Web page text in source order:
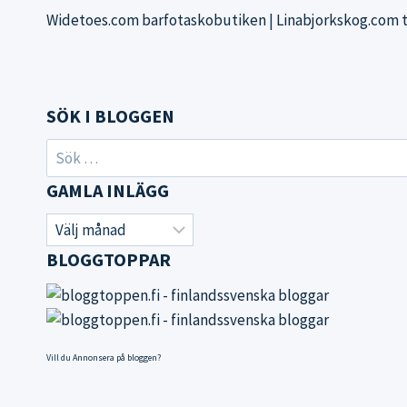
Widetoes.com barfotaskobutiken| Linabjorkskog.com
SÖK I BLOGGEN
Sök
efter:
GAMLA INLÄGG
Gamla
inlägg
BLOGGTOPPAR
Vill du Annonsera på bloggen?